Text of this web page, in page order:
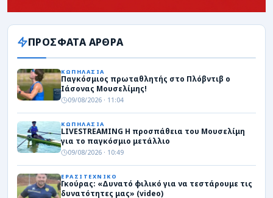
ΠΡΟΣΦΑΤΑ ΑΡΘΡΑ
ΚΩΠΗΛΑΣΙΑ
Παγκόσμιος πρωταθλητής στο Πλόβντιβ ο
Ιάσονας Μουσελίμης!
09/08/2026 · 11:04
ΚΩΠΗΛΑΣΙΑ
LIVESTREAMING Η προσπάθεια του Μουσελίμη
για το παγκόσμιο μετάλλιο
09/08/2026 · 10:49
ΕΡΑΣΙΤΕΧΝΙΚΟ
Γκούρας: «Δυνατό φιλικό για να τεστάρουμε τις
δυνατότητες μας» (video)